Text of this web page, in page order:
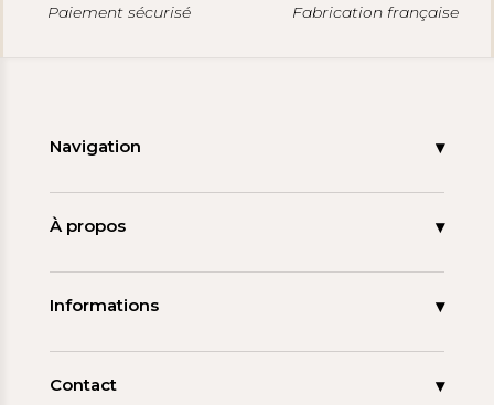
Paiement sécurisé Fabrication française
Navigation
Accueil
À propos
La tagua
Informations
Mon compte
Contact